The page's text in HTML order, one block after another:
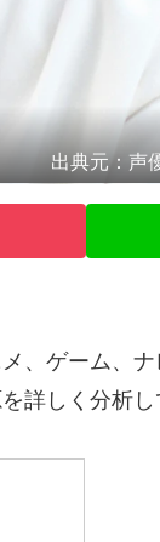
出典元：声
、ゲーム、
詳しく分析し